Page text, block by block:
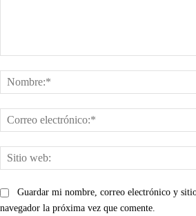
Guardar mi nombre, correo electrónico y
navegador la próxima vez que comente.